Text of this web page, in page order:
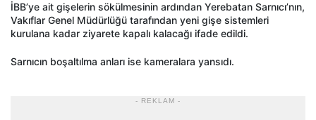
İBB’ye ait gişelerin sökülmesinin ardından Yerebatan Sarnıcı’nın,
Vakıflar Genel Müdürlüğü tarafından yeni gişe sistemleri
kurulana kadar ziyarete kapalı kalacağı ifade edildi.
Sarnıcın boşaltılma anları ise kameralara yansıdı.
- REKLAM -